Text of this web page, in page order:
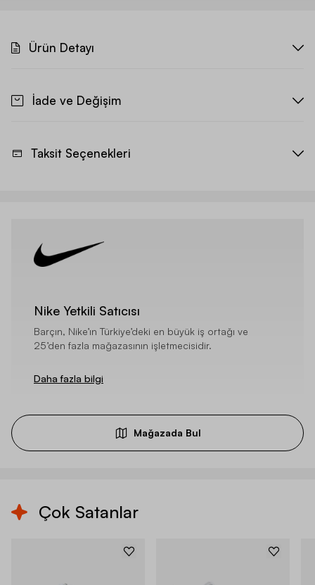
Ürün Detayı
İade ve Değişim
Taksit Seçenekleri
Nike Yetkili Satıcısı
Barçın, Nike’ın Türkiye’deki en büyük iş ortağı ve
25’den fazla mağazasının işletmecisidir.
Daha fazla bilgi
Mağazada Bul
Çok Satanlar